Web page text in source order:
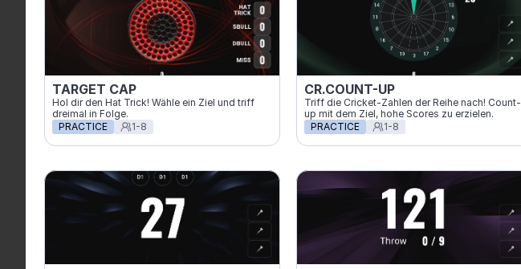
TARGET CAP
Hol dir den Hat Trick! Wähle ein Ziel und triff
dreimal in Folge.
PRACTICE
1-8
CR.COUNT-UP
Triff die Cricket-Zahlen der Reihe nach! Count-
up mit dem Ziel, hohe Scores zu erzielen.
PRACTICE
1-8